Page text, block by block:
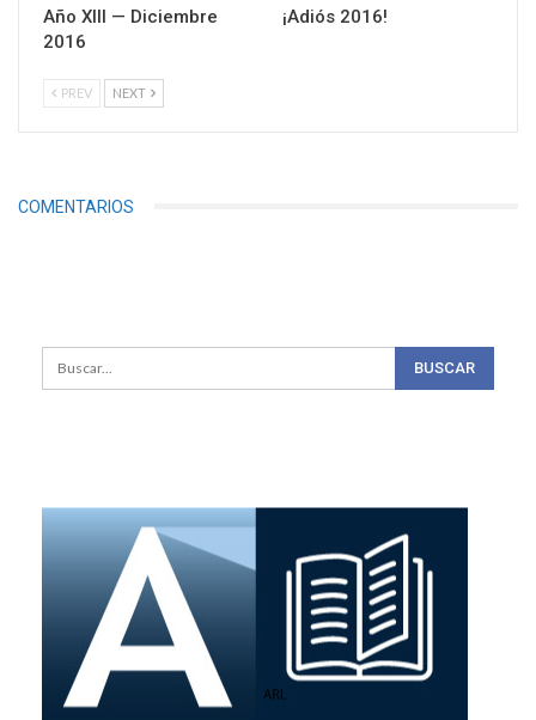
Año XIII — Diciembre
2016
¡Adiós 2016!
PREV NEXT
COMENTARIOS